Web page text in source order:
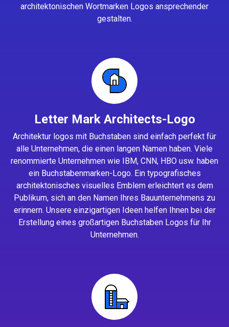
architektonischen Wortmarken Logos ansprechender
gestalten.
Letter Mark Architects-Logo
Architektur logos mit Buchstaben sind einfach perfekt für
alle Unternehmen, die einen langen Namen haben. Viele
renommierte Unternehmen wie IBM, CNN, HBO usw. haben
ein Buchstabenmarken-Logo. Ein typografisches
architektonisches visuelles Emblem erleichtert es dem
Publikum, sich an den Namen Ihres Bauunternehmens zu
erinnern. Unsere einzigartigen Ideen helfen Ihnen bei der
Erstellung eines großartigen Buchstaben Logos für Ihr
Unternehmen.